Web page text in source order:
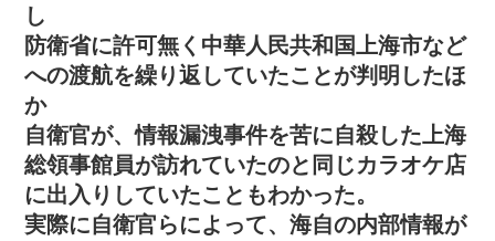
し
防衛省に許可無く中華人民共和国上海市など
への渡航を繰り返していたことが判明したほ
か
自衛官が、情報漏洩事件を苦に自殺した上海
総領事館員が訪れていたのと同じカラオケ店
に出入りしていたこともわかった。
実際に自衛官らによって、海自の内部情報が